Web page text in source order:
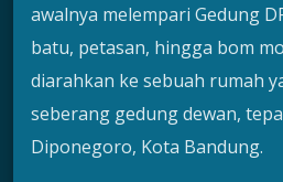
awalnya melempari Gedung
batu, petasan, hingga bom
diarahkan ke sebuah rumah
seberang gedung dewan,
Diponegoro, Kota Bandung.